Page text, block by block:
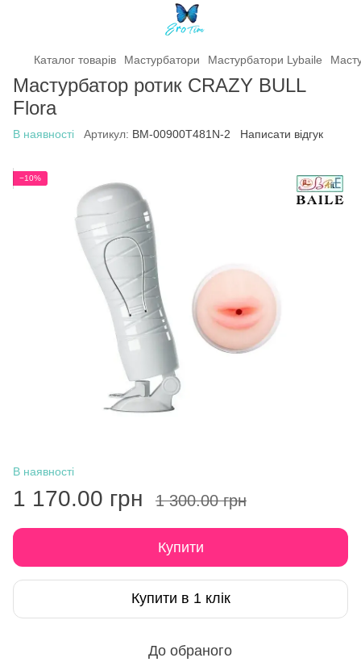
Каталог товарів Мастурбатори Мастурбатори Lybaile
Мастурбатор ротик CRAZY BULL
Flora
В наявності Артикул: BM-00900T481N-2 Написати відгук
−10%
В наявності
1 170.00 грн 1 300.00 грн
Купити
Купити в 1 клік
До обраного